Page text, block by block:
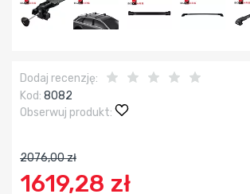
Dodaj recenzję:
Kod: 8082
Obserwuj produkt:
2076,00 zł
1619,28 zł